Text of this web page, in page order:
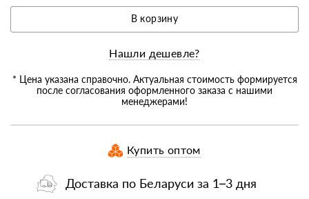
В корзину
Нашли дешевле?
* Цена указана справочно. Актуальная стоимость формируется
после согласования оформленного заказа с нашими
менеджерами!
Купить оптом
Доставка по Беларуси за 1–3 дня